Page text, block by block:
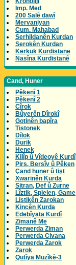
Imp. Med
200 Salê dawî
Mervaniyan
Cum. Mahabad
Serhildanên Kurdan
Serokên Kurdan
Kerkuk Kurdistane
Nasîna Kurdistanê
Cand, Huner
Pêkenî 1
Pêkenî 2
Cîrok
Bûyerên Dîrokî
Gotinên bapîra
Tistonek
Dîlok
Durik
Henek
Kilîp û Vîdeoyê Kurdî
Pirs, Bersîv û Pêken
Çand huner û tişt
Xwarinên Kurda
Sitran, Def û Zurne
Lîztik, Spielen, Game
Listikên Zarokan
Kincên Kurda
Edebîyata Kurdî
Zimanê Me
Perwerda Ziman
Perwerda Civana
Perwerda Zarok
Zarok
Qutîya Muzîkê-3